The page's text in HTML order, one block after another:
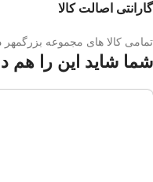
گارانتی اصالت کالا
تمامی کالا های مجموعه
شما شاید این را هم